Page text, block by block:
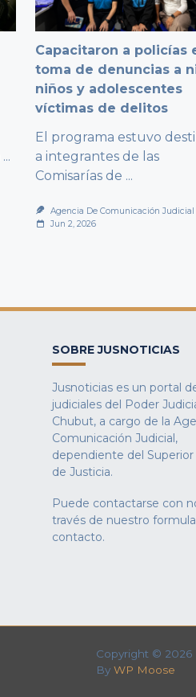
...
Capacitaron a policías
toma de denuncias a
niños y adolescentes
víctimas de delitos
El programa estuvo
a integrantes de las
Comisarías de ...
Agencia De Comunicación Judicial
Jun 2, 2026
SOBRE JUSNOTICIAS
Jusnoticias es un portal
judiciales del Poder
Chubut, a cargo de la
Comunicación Judicial,
dependiente del Superior
de Justicia.
Puede contactarse con
través de nuestro
contacto.
Copyright ©
By WP Moose